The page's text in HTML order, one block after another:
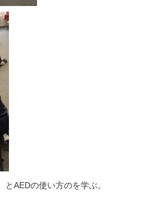
AEDの使い方のを学ぶ。